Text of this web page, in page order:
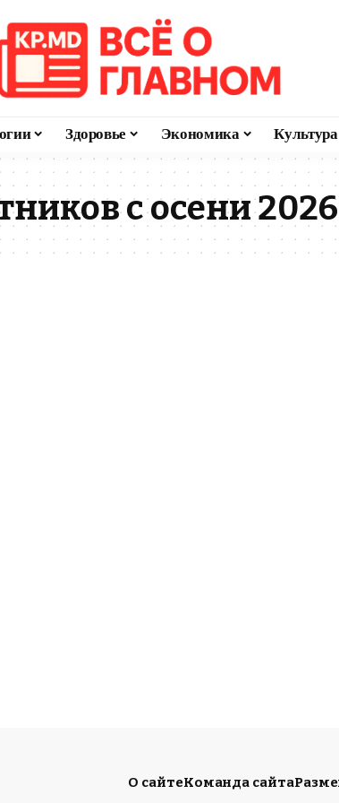
Здоровье Экономика Культура
с осени 2026
О сайтеКоманда сайта